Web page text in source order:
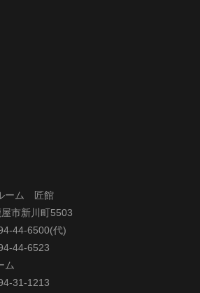
ーム 匠館
市新川町5503
44-6500(代)
6523
ム
1213